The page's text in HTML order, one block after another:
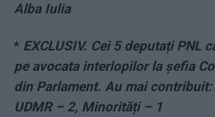
Alba Iulia
* EXCLUSIV. Cei 5 deputați PNL
pe avocata interlopilor la șefia
din Parlament. Au mai contribuit:
UDMR – 2, Minorități – 1